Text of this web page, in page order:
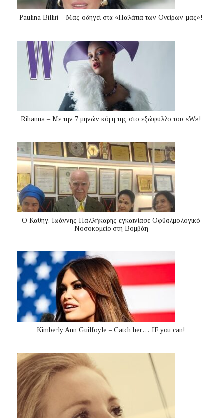
Paulina Billiri – Μας οδηγεί στα «Παλάτια των Ονείρων µας»!
Rihanna – Με την 7 μηνών κόρη της στο εξώφυλλο του «W»!
Ο Καθηγ. Ιωάννης Παλλήκαρης εγκαινίασε Οφθαλμολογικό
Νοσοκομείο στη Βομβάη
Kimberly Ann Guilfoyle – Catch her… IF you can!